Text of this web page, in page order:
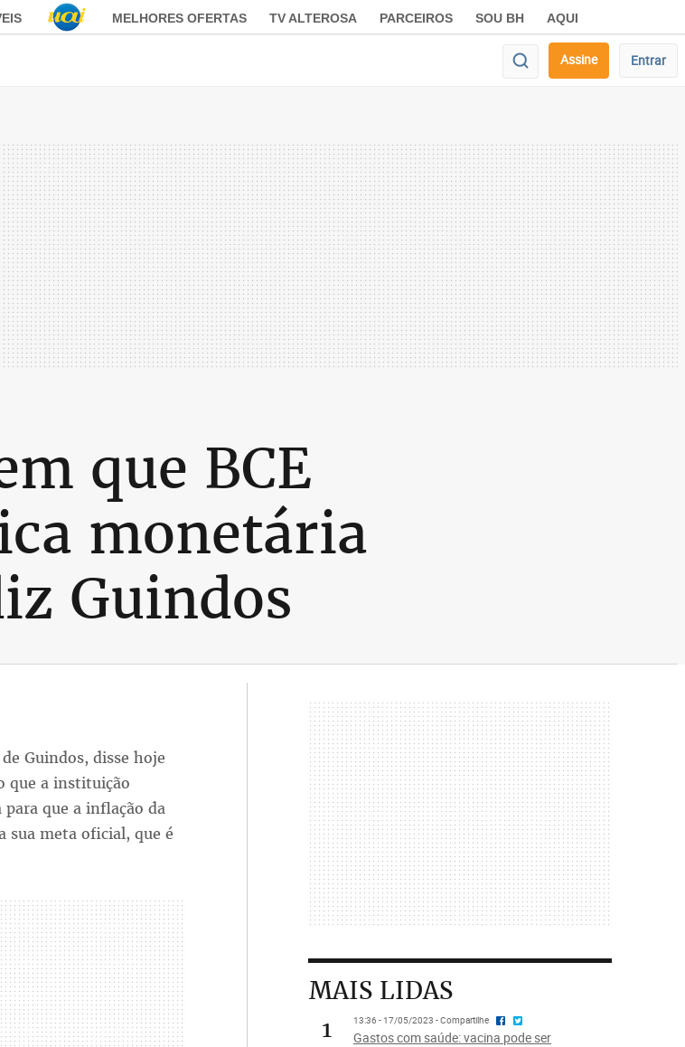
MELHORES OFERTAS TV ALTEROSA PARCEIROS SOU BH AQUI
Assine Entrar
que BCE
monetária
Guindos
Guindos, disse hoje
que a instituição
que a inflação da
sua meta oficial, que é
MAIS LIDAS
1
13:36 - 17/05/2023 - Compartilhe
Gastos com saúde: vacina pode ser